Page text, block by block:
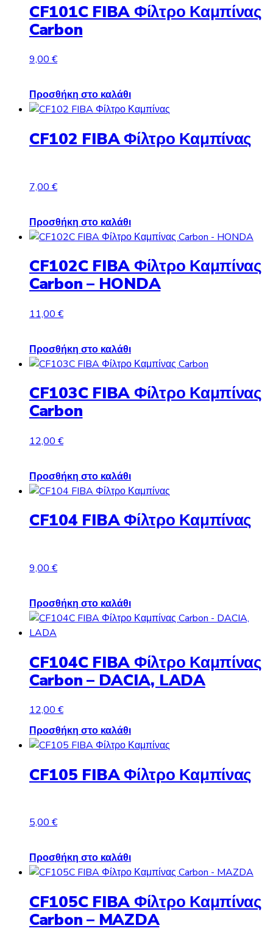
CF101C FIBA Φίλτρο Καμπίνας
Carbon
9,00€
Προσθήκη στο καλάθι
CF102 FIBA Φίλτρο Καμπίνας
7,00 €
Προσθήκη στο καλάθι
CF102C FIBA Φίλτρο Καμπίνας
Carbon – HONDA
11,00 €
Προσθήκη στο καλάθι
CF103C FIBA Φίλτρο Καμπίνας
Carbon
12,00 €
Προσθήκη στο καλάθι
CF104 FIBA Φίλτρο Καμπίνας
9,00 €
Προσθήκη στο καλάθι
CF104C FIBA Φίλτρο Καμπίνας
Carbon – DACIA, LADA
12,00 €
Προσθήκη στο καλάθι
CF105 FIBA Φίλτρο Καμπίνας
5,00 €
Προσθήκη στο καλάθι
CF105C FIBA Φίλτρο Καμπίνας
Carbon – MAZDA